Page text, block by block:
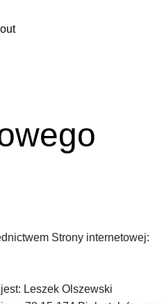
Strony internetowej:
Leszek Olszewski